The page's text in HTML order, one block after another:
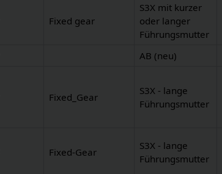
Fixed gear
S3X mit kurzer
oder langer
Führungsmutter
AB (neu)
Fixed_Gear
S3X - lange
Führungsmutter
Fixed-Gear
S3X - lange
Führungsmutter